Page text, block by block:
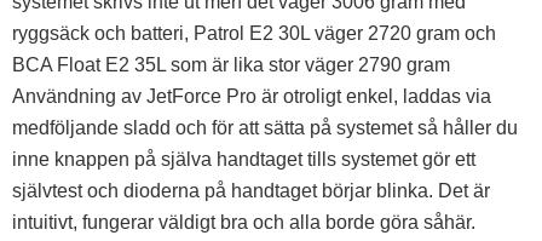
ryggsäck och batteri, Patrol E2 30L väger 2720 gram och
BCA Float E2 35L som är lika stor väger 2790 gram
Användning av JetForce Pro är otroligt enkel, laddas via
medföljande sladd och för att sätta på systemet så håller du
inne knappen på själva handtaget tills systemet gör ett
självtest och dioderna på handtaget börjar blinka. Det är
intuitivt, fungerar väldigt bra och alla borde göra såhär.